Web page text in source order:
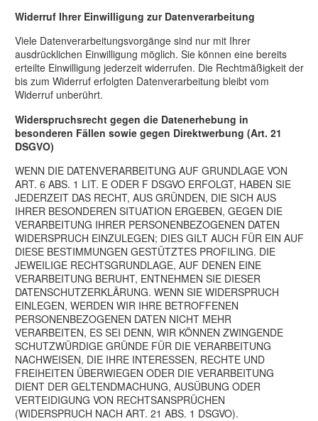
Widerruf Ihrer Einwilligung zur Datenverarbeitung
Viele Datenverarbeitungsvorgänge sind nur mit Ihrer
ausdrücklichen Einwilligung möglich. Sie können eine bereits
erteilte Einwilligung jederzeit widerrufen. Die Rechtmäßigkeit der
bis zum Widerruf erfolgten Datenverarbeitung bleibt vom
Widerruf unberührt.
Widerspruchsrecht gegen die Datenerhebung in
besonderen Fällen sowie gegen Direktwerbung (Art. 21
DSGVO)
WENN DIE DATENVERARBEITUNG AUF GRUNDLAGE VON
ART. 6 ABS. 1 LIT. E ODER F DSGVO ERFOLGT, HABEN SIE
JEDERZEIT DAS RECHT, AUS GRÜNDEN, DIE SICH AUS
IHRER BESONDEREN SITUATION ERGEBEN, GEGEN DIE
VERARBEITUNG IHRER PERSONENBEZOGENEN DATEN
WIDERSPRUCH EINZULEGEN; DIES GILT AUCH FÜR EIN AUF
DIESE BESTIMMUNGEN GESTÜTZTES PROFILING. DIE
JEWEILIGE RECHTSGRUNDLAGE, AUF DENEN EINE
VERARBEITUNG BERUHT, ENTNEHMEN SIE DIESER
DATENSCHUTZERKLÄRUNG. WENN SIE WIDERSPRUCH
EINLEGEN, WERDEN WIR IHRE BETROFFENEN
PERSONENBEZOGENEN DATEN NICHT MEHR
VERARBEITEN, ES SEI DENN, WIR KÖNNEN ZWINGENDE
SCHUTZWÜRDIGE GRÜNDE FÜR DIE VERARBEITUNG
NACHWEISEN, DIE IHRE INTERESSEN, RECHTE UND
FREIHEITEN ÜBERWIEGEN ODER DIE VERARBEITUNG
DIENT DER GELTENDMACHUNG, AUSÜBUNG ODER
VERTEIDIGUNG VON RECHTSANSPRÜCHEN
(WIDERSPRUCH NACH ART. 21 ABS. 1 DSGVO).